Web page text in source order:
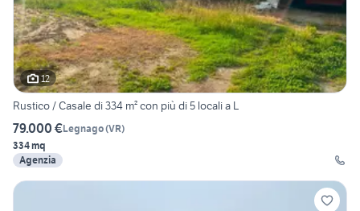
12
Rustico / Casale di 334 m² con più di 5 locali a L
79.000 €Legnago(VR)
334 mq
Agenzia